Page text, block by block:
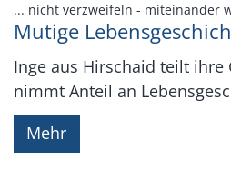
... nicht verzweifeln - miteinander
Mutige
Inge aus Hirschaid teilt ihre
nimmt Anteil an
Mehr